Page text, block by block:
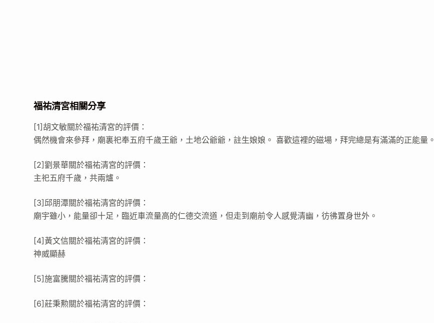
福祐清宮相關分享
[1]胡文敏關於福祐清宮的評價：
偶然機會來參拜，廟裏祀奉五府千歲王爺，土地公爺爺，註生娘娘。 喜歡這裡的磁場，拜完總是有滿滿的正能量。
[2]劉景華關於福祐清宮的評價：
主祀五府千歲，共兩爐。
[3]邱朋潭關於福祐清宮的評價：
廟宇雖小，能量卻十足，臨近車流量高的仁德交流道，但走到廟前令人感覺清幽，彷彿置身世外。
[4]黃文信關於福祐清宮的評價：
神威顯赫
[5]施富騰關於福祐清宮的評價：
[6]莊秉勲關於福祐清宮的評價：